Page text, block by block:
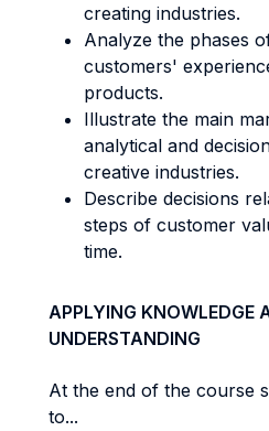
creating industries.
Analyze the phases
customers'
products.
Illustrate the main
analytical and
creative industries.
Describe decisions
steps of customer
time.
APPLYING KNOWLEDGE
UNDERSTANDING
At the end of the course
to...